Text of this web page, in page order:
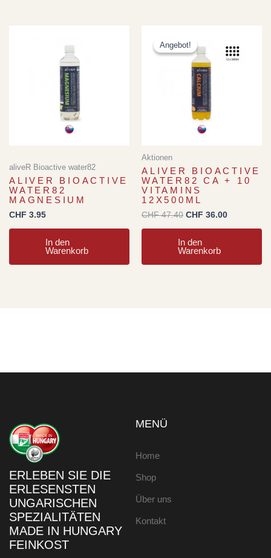
aliveR Bioactive water82
ALIVER BIOACTIVE
WATER82
MAGNESIUM
CHF 3.95
In den
Warenkorb
Angebot!
Angebot!
Aktionen
ALIVER BIOACTIVE
WATER82 CA + 10
VITAMINS
12X500ML
CHF47.40
Preis
war:
CHF 47.40
CHF 36.00
ist:
CHF 36.00.
In den
Warenkorb
ERLEBEN SIE DIE
ERLESENSTEN
UNGARISCHEN
SPEZIALITÄTEN
MADE IN HUNGARY
FEINKOST
MENÜ
Home
Shop
Über uns
Kontakt